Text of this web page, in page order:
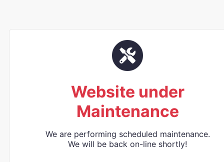
Website under
Maintenance
We are performing scheduled maintenance.
We will be back on-line shortly!